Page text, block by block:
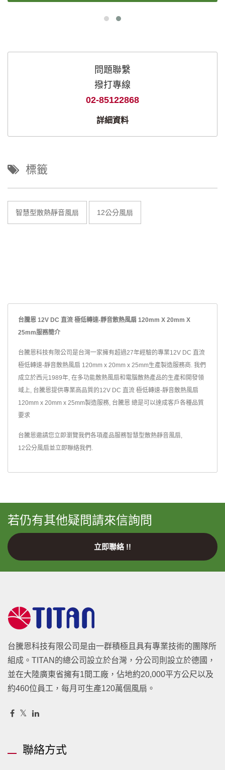
問題聯繫
撥打專線
02-85122868
詳細資料
標籤
智慧型散熱靜音風扇 12公分風扇
台騰恩 12V DC 直流 極低轉速-靜音散熱風扇 120mm X 20mm X
25mm服務簡介
台騰恩科技有限公司是台灣一家擁有超過27年經驗的專業12V DC 直流
極低轉速-靜音散熱風扇 120mm x 20mm x 25mm生產製造服務商. 我們
成立於西元1989年, 在多功能散熱風扇和電腦散熱產品的生產和開發領
域上, 台騰恩提供專業高品質的12V DC 直流 極低轉速-靜音散熱風扇
120mm x 20mm x 25mm製造服務, 台騰恩 總是可以達成客戶各種品質
要求
台騰恩邀請您立即瀏覽我們各項產品服務智慧型散熱靜音風扇,
12公分風扇並立即聯絡我們.
若仍有其他疑問請來信詢問
立即聯絡 !!
台騰恩科技有限公司是由一群積極且具有專業技術的團隊所
組成。TITAN的總公司設立於台灣，分公司則設立於德國，
並在大陸廣東省擁有1間工廠，佔地約20,000平方公尺以及
約460位員工，每月可生產120萬個風扇。
聯絡方式